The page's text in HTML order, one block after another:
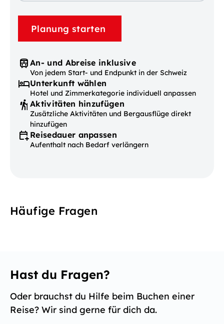
Planung starten
An- und Abreise inklusive
Von jedem Start- und Endpunkt in der Schweiz
Unterkunft wählen
Hotel und Zimmerkategorie individuell anpassen
Aktivitäten hinzufügen
Zusätzliche Aktivitäten und Bergausflüge direkt
hinzufügen
Reisedauer anpassen
Aufenthalt nach Bedarf verlängern
Häufige Fragen
Hast du Fragen?
Oder brauchst du Hilfe beim Buchen einer
Reise? Wir sind gerne für dich da.